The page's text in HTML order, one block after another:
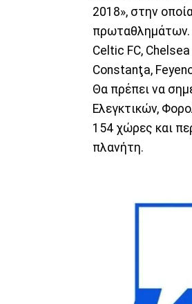
2018», στην
πρωταθλημάτων.
Celtic FC,
Constanţa,
Θα πρέπει να
Ελεγκτικών,
154 χώρες και
πλανήτη.